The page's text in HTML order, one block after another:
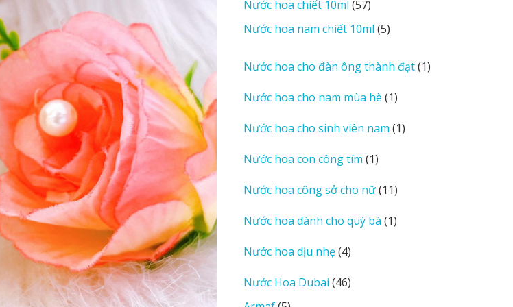
phẩm
Nước hoa chiết 10ml 5757
sản
phẩm
Nước hoa nam chiết 10ml 55
phẩm
Nước hoa cho đàn ông thành đạt 11
Nước hoa cho nam mùa hè 11
phẩm
Nước hoa cho sinh viên nam 11
Nước hoa con công tím 11
phẩm
Nước hoa công sở cho nữ 1111
phẩm
Nước hoa dành cho quý bà 11
Nước hoa dịu nhẹ 44
phẩm
Nước Hoa Dubai 4646